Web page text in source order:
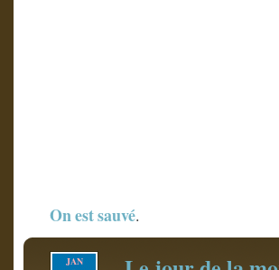
On est sauvé.
JAN